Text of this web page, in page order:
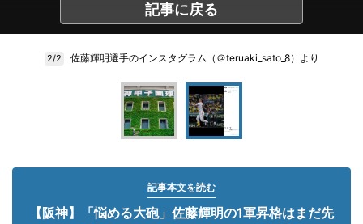
記事に戻る
2/2 佐藤輝明選手のインスタグラム（＠teruaki_sato_8）より
記事本文を読む
【阪神】「悩める大砲」佐藤輝明の1軍昇格はまだ先